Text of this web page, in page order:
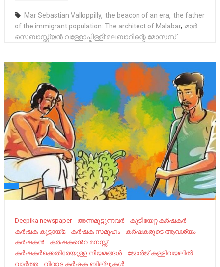
Mar Sebastian Valloppilly, the beacon of an era, the father
of the immigrant population: The architect of Malabar, മാർ
സെബാസ്റ്റ്യൻ വള്ളോപ്പിള്ളി:മലബാറിന്റെ മോസസ്
Deepika newspaper അ​ന്നമൂട്ടുന്നവർ
കുടിയേറ്റ കർഷകർ
കർഷക കൂട്ടായ്മ
കർഷക സമൂഹം
കർഷകരുടെ ആവശ്യം
കർഷകൻ
കർഷകൻെറ മനസ്സ്
കർഷകർക്കെതിരേയുള്ള നിയമങ്ങള്‍
ജോ​​​ർ​​​ജ് ക​​​ള്ളി​​​വ​​​യ​​​ലി​​​ൽ
വാർത്ത
വിവാദ കർഷക ബില്ലുകൾ